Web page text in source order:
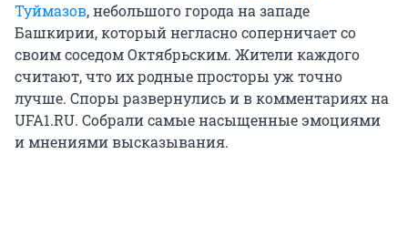
Туймазов, небольшого города на западе
Башкирии, который негласно соперничает со
своим соседом Октябрьским. Жители каждого
считают, что их родные просторы уж точно
лучше. Споры развернулись и в комментариях на
UFA1.RU. Собрали самые насыщенные эмоциями
и мнениями высказывания.